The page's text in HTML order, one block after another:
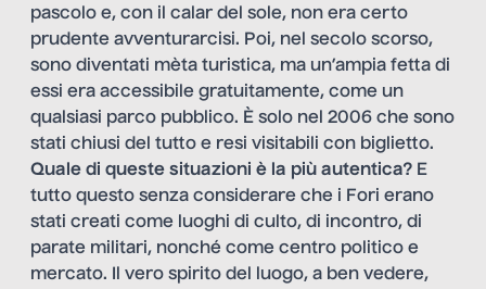
pascolo e, con il calar del sole, non era certo
prudente avventurarcisi. Poi, nel secolo scorso,
sono diventati mèta turistica, ma un’ampia fetta di
essi era accessibile gratuitamente, come un
qualsiasi parco pubblico. È solo nel 2006 che sono
stati chiusi del tutto e resi visitabili con biglietto.
Quale di queste situazioni è la più autentica? E
tutto questo senza considerare che i Fori erano
stati creati come luoghi di culto, di incontro, di
parate militari, nonché come centro politico e
mercato. Il vero spirito del luogo, a ben vedere,